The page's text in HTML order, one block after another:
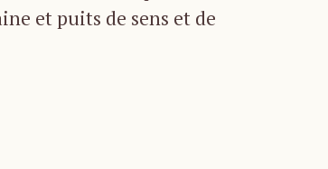
et puits de sens et de